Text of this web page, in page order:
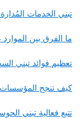
تبني الخدمات
ما الفرق بين
تعظيم فوائد تبني
كيف تنجح المؤسسات
تتبع فعالية تبني